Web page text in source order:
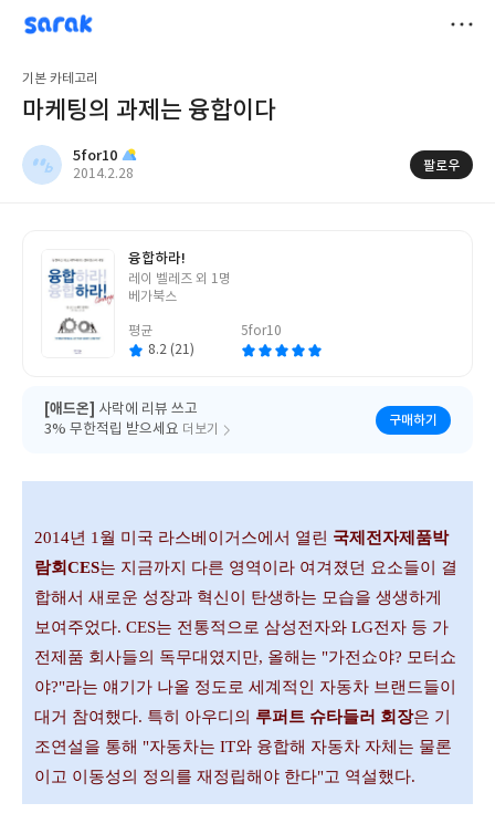
sarak
5for10
기본 카테고리
마케팅의 과제는 융합이다
5for10
작
2014.2.28
팔로우
융합하라!
글
쓴
레이 벨레즈 외 1명
베가북스
평균
8.2 (21)
5for10
[애드온] 사락에 리뷰 쓰고
3% 무한적립 받으세요 더보기
구매하기
2014년 1월 미국 라스베이거스에서 열린 국제전자제품박
람회CES는 지금까지 다른 영역이라 여겨졌던 요소들이 결
합해서 새로운 성장과 혁신이 탄생하는 모습을 생생하게
보여주었다. CES는 전통적으로 삼성전자와 LG전자 등 가
전제품 회사들의 독무대였지만, 올해는 "가전쇼야? 모터쇼
야?"라는 얘기가 나올 정도로 세계적인 자동차 브랜드들이
대거 참여했다. 특히 아우디의 루퍼트 슈타들러 회장은 기
조연설을 통해 "자동차는 IT와 융합해 자동차 자체는 물론
이고 이동성의 정의를 재정립해야 한다"고 역설했다.